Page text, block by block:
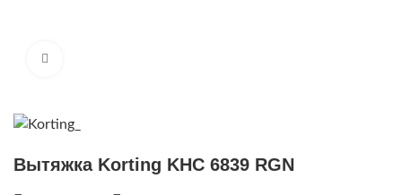
Вытяжка Korting KHC 6839 RGN